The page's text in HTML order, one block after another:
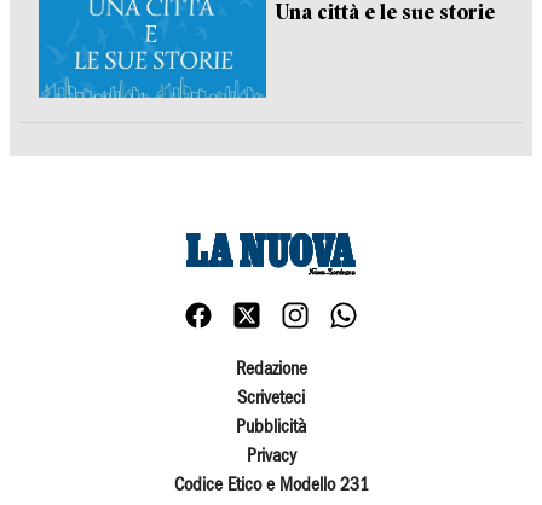
Una città e le sue storie
Redazione
Scriveteci
Pubblicità
Privacy
Codice Etico e Modello 231